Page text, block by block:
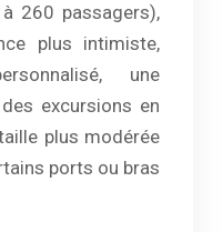
260 passagers),
plus intimiste,
une
excursions en
plus modérée
ports ou bras